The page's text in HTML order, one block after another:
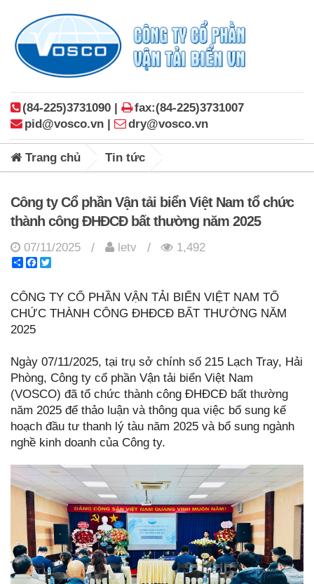
(84-225)3731090 |
fax:(84-225)3731007
pid@vosco.vn |
dry@vosco.vn
Trang chủ Tin tức
Công ty Cổ phần Vận tải biển Việt Nam tổ chức
thành công ĐHĐCĐ bất thường năm 2025
07/11/2025 / letv /
1,492
ShareFacebook
CÔNG TY CỔ PHẦN VẬN TẢI BIỂN VIỆT NAM TỔ
CHỨC THÀNH CÔNG ĐHĐCĐ BẤT THƯỜNG NĂM
2025
Ngày 07/11/2025, tại trụ sở chính số 215 Lạch Tray, Hải
Phòng, Công ty cổ phần Vận tải biển Việt Nam
(VOSCO) đã tổ chức thành công ĐHĐCĐ bất thường
năm 2025 để thảo luận và thông qua việc bổ sung kế
hoạch đầu tư thanh lý tàu năm 2025 và bổ sung ngành
nghề kinh doanh của Công ty.